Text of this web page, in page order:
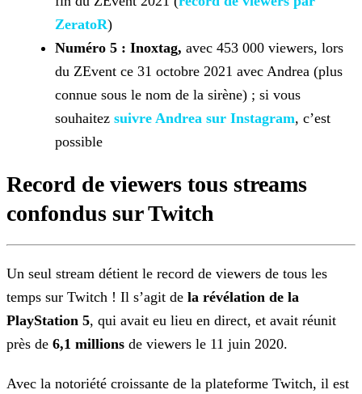
ZeratoR)
Numéro 5 : Inoxtag, avec 453 000 viewers, lors
du ZEvent ce 31 octobre 2021 avec Andrea (plus
connue sous le nom de la sirène) ; si vous
souhaitez suivre Andrea sur Instagram, c’est
possible
Record de viewers tous streams
confondus sur Twitch
Un seul stream détient le record de viewers de tous les
temps sur Twitch ! Il s’agit de la révélation de la
PlayStation 5, qui avait eu lieu en direct, et avait réunit
près de 6,1 millions de viewers le 11 juin 2020.
Avec la notoriété croissante de la plateforme Twitch, il est